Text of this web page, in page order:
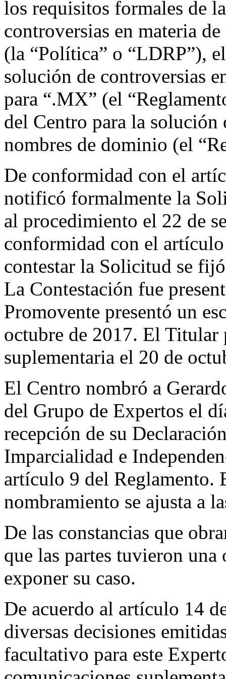
los requisitos formales de
controversias en materia
(la “Política” o “LDRP”),
solución de controversias
para “.MX” (el
del Centro para la solución
nombres de dominio (el
De conformidad con el
notificó formalmente la
al procedimiento el 22 de
conformidad con el
contestar la Solicitud se
La Contestación fue
Promovente presentó un
octubre de 2017. El Titular
suplementaria el 20 de
El Centro nombró a
del Grupo de Expertos el
recepción de su
Imparcialidad e
artículo 9 del Reglamento.
nombramiento se ajusta a
De las constancias que
que las partes tuvieron
exponer su caso.
De acuerdo al artículo 14
diversas decisiones
facultativo para este